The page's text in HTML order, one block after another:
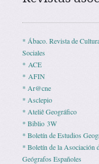
* Ábaco. Revista de
Sociales
* ACE
* AFIN
* Ar@cne
* Asclepio
* Ateliê Geográfico
* Biblio 3W
* Boletín de Estudios
* Boletín de la Asociación
Geógrafos Españoles